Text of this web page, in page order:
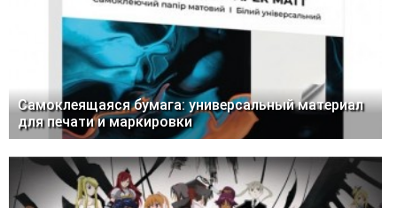
Самоклеящаяся бумага: универсальный материал
для печати и маркировки